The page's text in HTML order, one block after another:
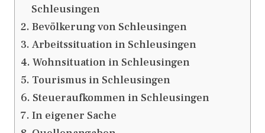
Schleusingen
Bevölkerung von Schleusingen
Arbeitssituation in Schleusingen
Wohnsituation in Schleusingen
Tourismus in Schleusingen
Steueraufkommen in Schleusingen
In eigener Sache